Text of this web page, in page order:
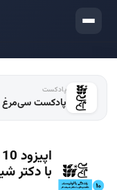
ورود
پادکست
پادکست سی‌مرغ
با دکتر